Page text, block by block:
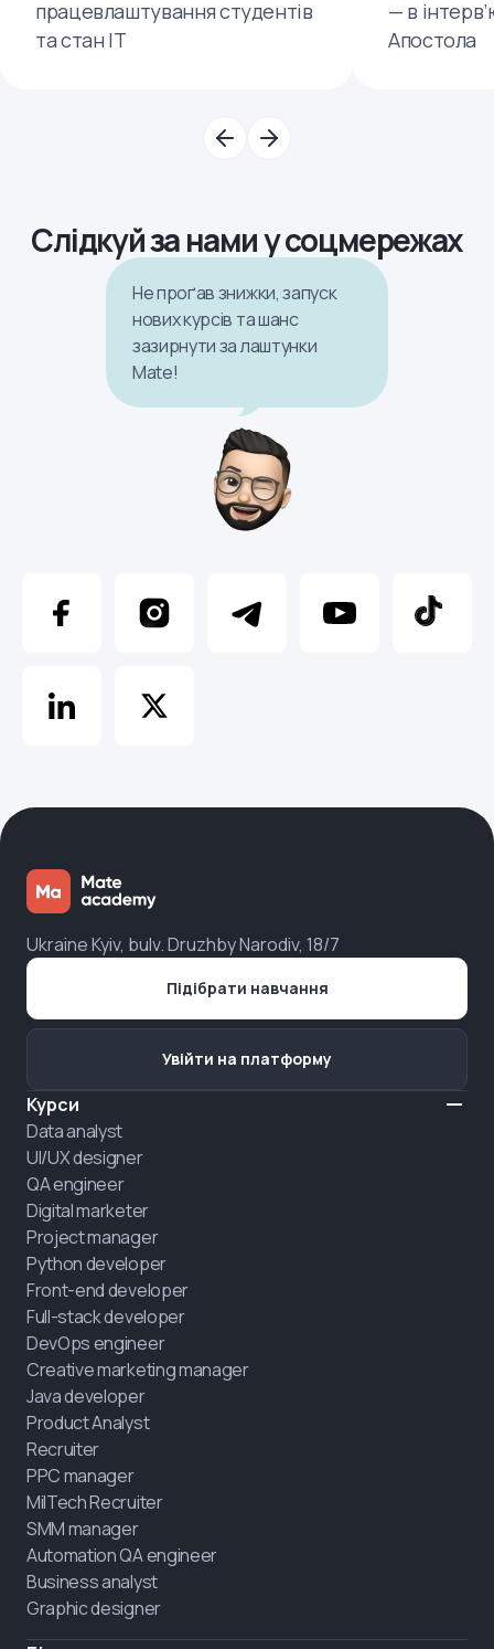
працевлаштування студентів
та стан ІТ
— в
Апостола
Слідкуй за нами у соцмережах
Не проґав знижки, запуск
нових курсів та шанс
зазирнути за лаштунки
Mate!
Ukraine Kyiv, bulv. Druzhby Narodiv, 18/7
Курси
Data analyst
UI/UX designer
QA engineer
Digital marketer
Project manager
Python developer
Front-end developer
Full-stack developer
DevOps engineer
Creative marketing manager
Java developer
Product Analyst
Recruiter
PPC manager
MilTech Recruiter
SMM manager
Automation QA engineer
Business analyst
Graphic designer
Підібрати навчання
Увійти на платформу